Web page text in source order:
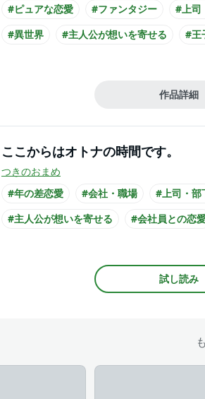
#ピュアな恋愛
#ファンタジー
#上司
#異世界
#主人公が想いを寄せる
#王
作品詳細
ここからはオトナの時間です。
つきのおまめ
#年の差恋愛
#会社・職場
#上司・部
#主人公が想いを寄せる
#会社員との恋
#長身男子 #黒髪男
試し読み